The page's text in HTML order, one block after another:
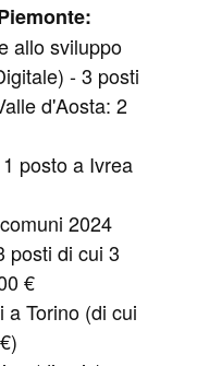
allo sviluppo
- 3 posti
d'Aosta: 2
posto a Ivrea
2024
posti di cui 3
€
Torino (di cui